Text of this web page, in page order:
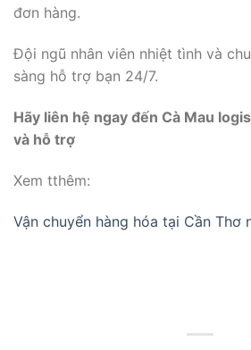
đơn hàng.
Đội ngũ nhân viên nhiệt tình và
sàng hỗ trợ bạn 24/7.
Hãy liên hệ ngay đến Cà Mau
và hỗ trợ
Xem tthêm:
Vận chuyển hàng hóa tại Cần Thơ